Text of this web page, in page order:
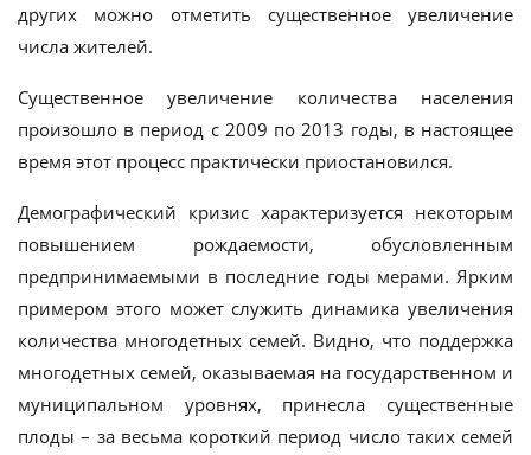
других можно отметить существенное увеличение
числа жителей.
Существенное увеличение количества населения
произошло в период с 2009 по 2013 годы, в настоящее
время этот процесс практически приостановился.
Демографический кризис характеризуется некоторым
повышением рождаемости, обусловленным
предпринимаемыми в последние годы мерами. Ярким
примером этого может служить динамика увеличения
количества многодетных семей. Видно, что поддержка
многодетных семей, оказываемая на государственном и
муниципальном уровнях, принесла существенные
плоды – за весьма короткий период число таких семей